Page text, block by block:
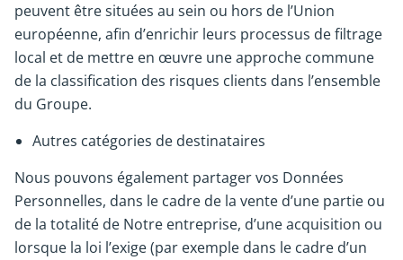
peuvent être situées au sein ou hors de l’Union
européenne, afin d’enrichir leurs processus de filtrage
local et de mettre en œuvre une approche commune
de la classification des risques clients dans l’ensemble
du Groupe.
Autres catégories de destinataires
Nous pouvons également partager vos Données
Personnelles, dans le cadre de la vente d’une partie ou
de la totalité de Notre entreprise, d’une acquisition ou
lorsque la loi l’exige (par exemple dans le cadre d’un